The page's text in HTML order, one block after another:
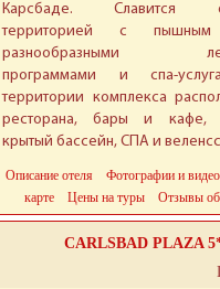
Карсбаде. Славится
территорией с
разнообразными
программами и спа-
территории комплекса
ресторана, бары и кафе,
крытый бассейн, СПА и
Описание отеля Фотографии и видео
карте
Цены на туры Отзывы об
CARLSBAD PLAZA